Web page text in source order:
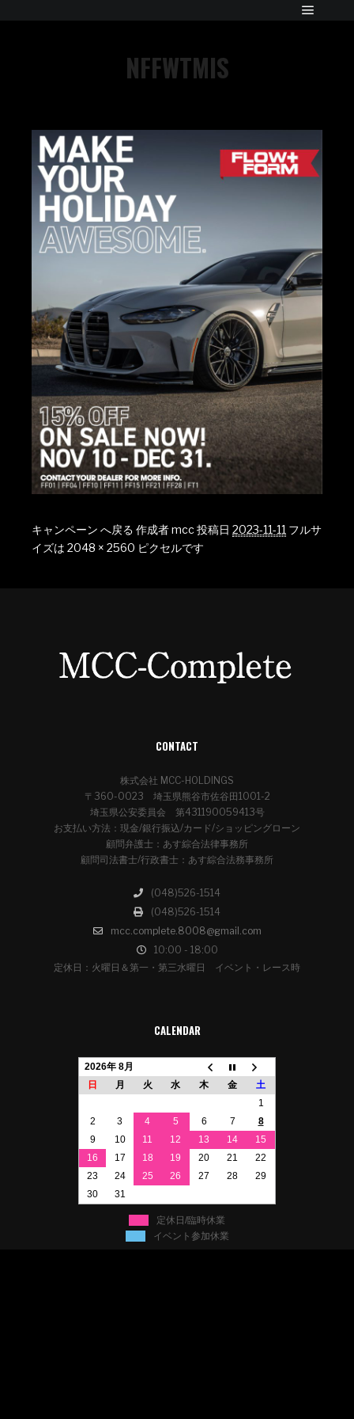
NFFWTMIS
キャンペーン へ戻る 作成者mcc投稿日 2023-11-11 フルサ
イズは 2048 × 2560 ピクセルです
CONTACT
株式会社 MCC-HOLDINGS
〒360-0023 埼玉県熊谷市佐谷田1001-2
埼玉県公安委員会 第431190059413号
お支払い方法：現金/銀行振込/カード/ショッピングローン
顧問弁護士：あす綜合法律事務所
顧問司法書士/行政書士：あす綜合法務事務所
(048)526-1514
(048)526-1514
mcc.complete.8008@gmail.com
10:00 - 18:00
定休日：火曜日＆第一・第三水曜日 イベント・レース時
CALENDAR
2026年 8月
日
月 火 水 木 金
土
1
2
3 4 5 6 7
8
9
10 11 12 13 14
15
16
17 18 19 20 21
22
23
24 25 26 27 28
29
30
31
定休日/臨時休業
イベント参加休業